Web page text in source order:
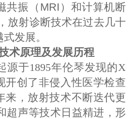
共振（ MRI ）和计算机断
放射诊断技术在过去几十
发展。
术原理及发展历程
源于1895年伦琴发现的X
开创了非侵入性医学检查
来，放射技术不断迭代更
超声等技术日益精进，形